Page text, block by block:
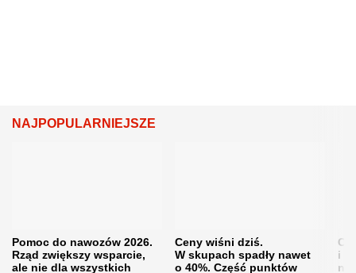
NAJPOPULARNIEJSZE
Pomoc do nawozów 2026.
Rząd zwiększy wsparcie,
ale nie dla wszystkich
Ceny wiśni dziś.
W skupach spadły nawet
o 40%. Część punktów
i